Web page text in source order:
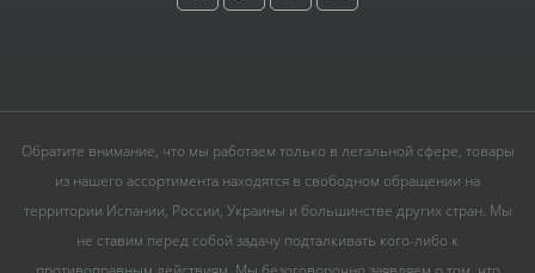
Обратите внимание, что мы работаем только в легальной сфере, товары
из нашего ассортимента находятся в свободном обращении на
территории Испании, России, Украины и большинстве других стран. Мы
не ставим перед собой задачу подталкивать кого-либо к